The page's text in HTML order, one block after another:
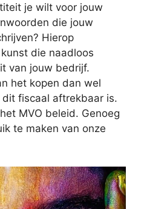
je wilt voor jouw
die jouw
Hierop
die naadloos
van jouw bedrijf.
het kopen dan wel
fiscaal aftrekbaar is.
MVO beleid. Genoeg
te maken van onze